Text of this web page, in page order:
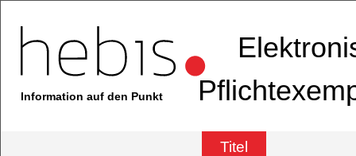
Information auf den Punkt
Titel